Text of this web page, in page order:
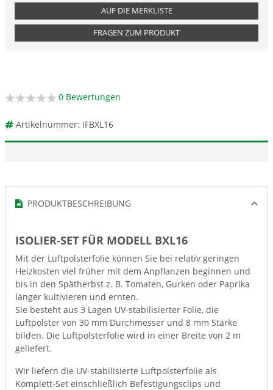
AUF DIE MERKLISTE
FRAGEN ZUM PRODUKT
0 Bewertungen
Artikelnummer: IFBXL16
PRODUKTBESCHREIBUNG
ISOLIER-SET FÜR MODELL BXL16
Mit der Luftpolsterfolie können Sie bei relativ geringen
Heizkosten viel früher mit dem Anpflanzen beginnen und
bis in den Spätherbst z. B. Tomaten, Gurken oder Paprika
länger kultivieren und ernten.
Sie besteht aus 3 Lagen UV-stabilisierter Folie, die
Luftpolster von 30 mm Durchmesser und 8 mm Stärke
bilden. Die Luftpolsterfolie wird in einer Breite von 2 m
geliefert.
Wir liefern die UV-stabilisierte Luftpolsterfolie als
Komplett-Set einschließlich Befestigungsclips und